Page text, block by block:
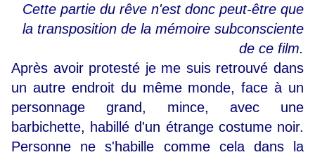
Cette partie du rêve n'est donc peut-être que
la transposition de la mémoire subconsciente
de ce film.
Après avoir protesté je me suis retrouvé dans
un autre endroit du même monde, face à un
personnage grand, mince, avec une
barbichette, habillé d'un étrange costume noir.
Personne ne s'habille comme cela dans la